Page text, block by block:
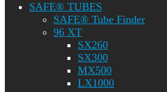
SAFE® TUBES
SAFE® Tube Finder
96 XT
SX260
SX300
MX500
LX1000